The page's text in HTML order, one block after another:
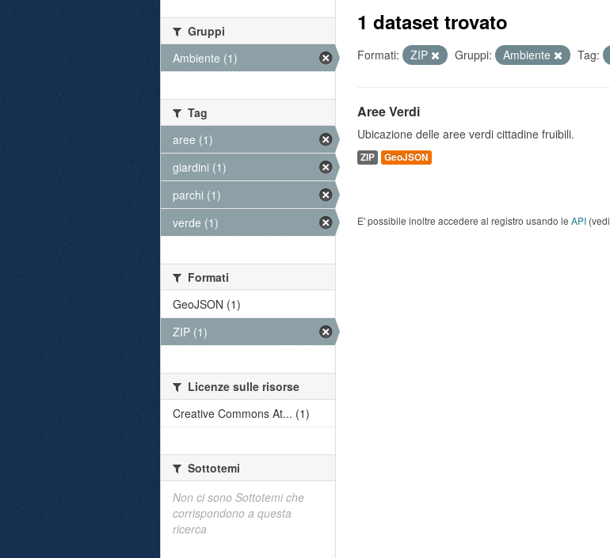
1 dataset trovato
Formati: ZIP Gruppi: Ambiente Tag:
Aree Verdi
Ubicazione delle aree verdi cittadine fruibili.
ZIP GeoJSON
E' possibile inoltre accedere al registro usando le API (vedi
Gruppi
Ambiente (1)
Tag
aree (1)
giardini (1)
parchi (1)
verde (1)
Formati
GeoJSON (1)
ZIP (1)
Licenze sulle risorse
Creative Commons At... (1)
Sottotemi
Non ci sono Sottotemi che
corrispondono a questa
ricerca